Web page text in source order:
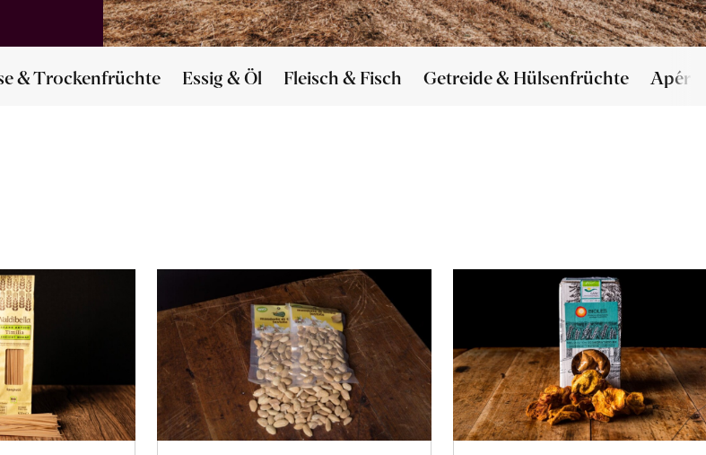
& Trockenfrüchte Essig & Öl Fleisch & Fisch Getreide & Hülsenfrüchte Apéro